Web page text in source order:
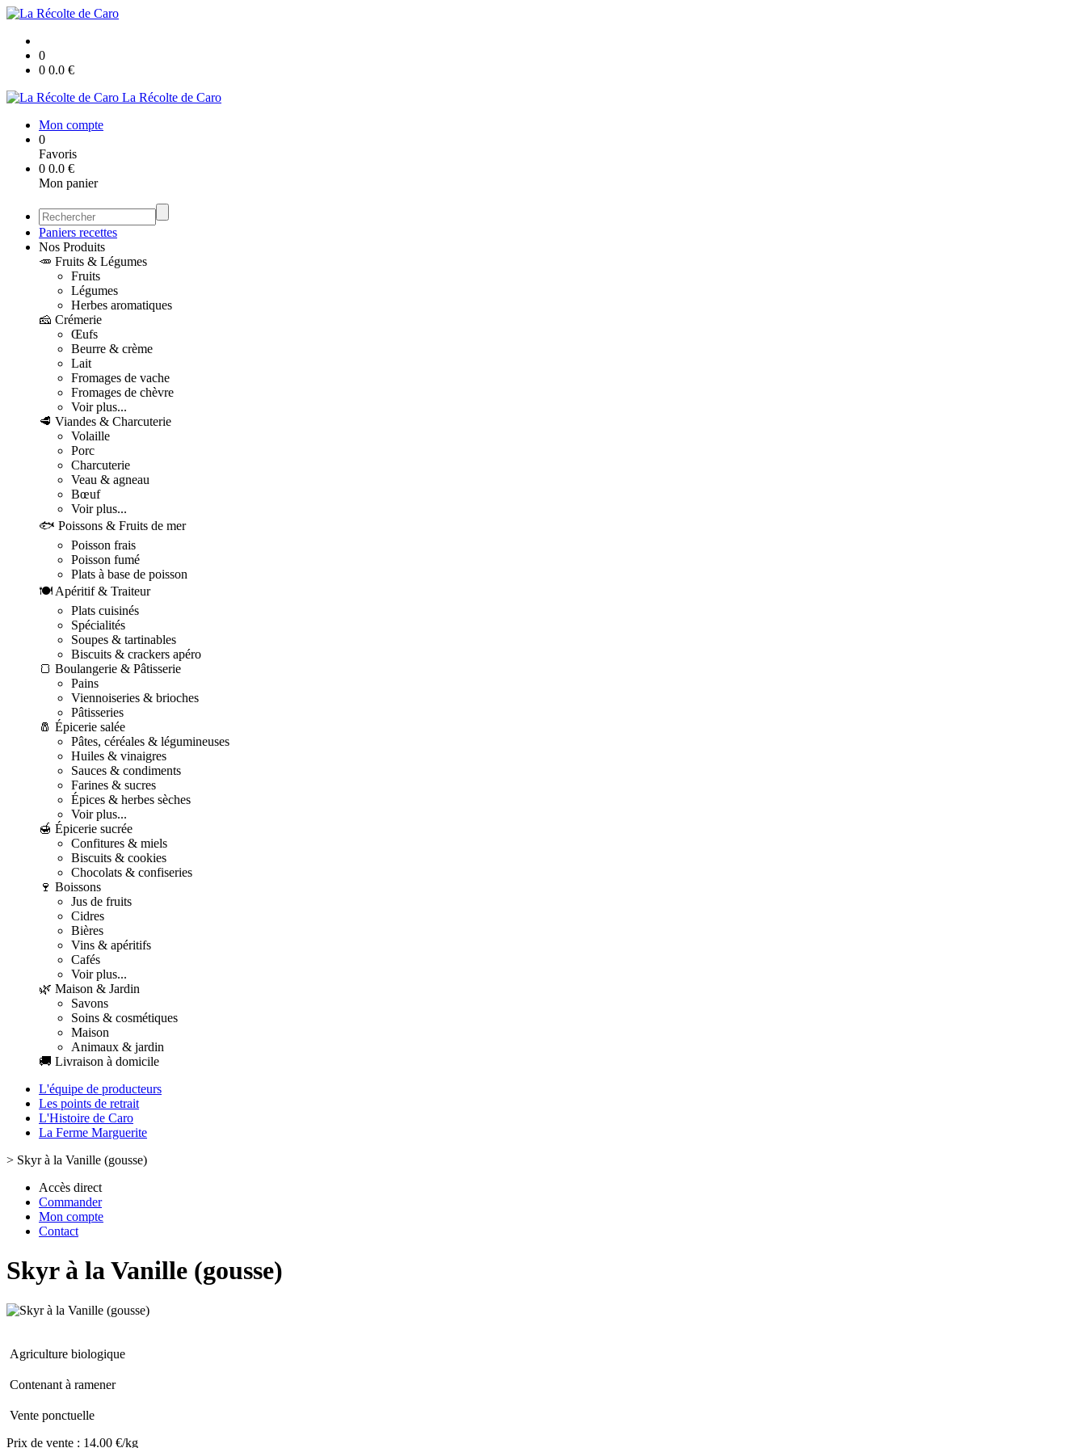
0
0 0.0 €
La Récolte de Caro
Mon compte
0
Favoris
0 0.0 €
Mon panier
Paniers recettes
Nos Produits
🥕 Fruits & Légumes
Fruits
Légumes
Herbes aromatiques
🧀 Crémerie
Œufs
Beurre & crème
Lait
Fromages de vache
Fromages de chèvre
Voir plus...
🥩 Viandes & Charcuterie
Volaille
Porc
Charcuterie
Veau & agneau
Bœuf
Voir plus...
🐟 Poissons & Fruits de mer
Poisson frais
Poisson fumé
Plats à base de poisson
🍽️ Apéritif & Traiteur
Plats cuisinés
Spécialités
Soupes & tartinables
Biscuits & crackers apéro
🍞 Boulangerie & Pâtisserie
Pains
Viennoiseries & brioches
Pâtisseries
🧂 Épicerie salée
Pâtes, céréales & légumineuses
Huiles & vinaigres
Sauces & condiments
Farines & sucres
Épices & herbes sèches
Voir plus...
🍯 Épicerie sucrée
Confitures & miels
Biscuits & cookies
Chocolats & confiseries
🍷 Boissons
Jus de fruits
Cidres
Bières
Vins & apéritifs
Cafés
Voir plus...
🌿 Maison & Jardin
Savons
Soins & cosmétiques
Maison
Animaux & jardin
🚚 Livraison à domicile
L'équipe de producteurs
Les points de retrait
L'Histoire de Caro
La Ferme Marguerite
> Skyr à la Vanille (gousse)
Accès direct
Commander
Mon compte
Contact
Skyr à la Vanille (gousse)
Agriculture biologique
Contenant à ramener
Vente ponctuelle
Prix de vente : 14.00 €/kg